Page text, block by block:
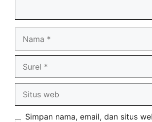
web
Simpan nama, email, dan situs